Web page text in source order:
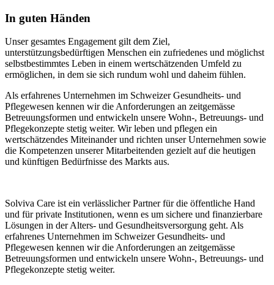
In guten Händen
Unser gesamtes Engagement gilt dem Ziel,
unterstützungsbedürftigen Menschen ein zufriedenes und möglichst
selbstbestimmtes Leben in einem wertschätzenden Umfeld zu
ermöglichen, in dem sie sich rundum wohl und daheim fühlen.
Als erfahrenes Unternehmen im Schweizer Gesundheits- und
Pflegewesen kennen wir die Anforderungen an zeitgemässe
Betreuungsformen und entwickeln unsere Wohn-, Betreuungs- und
Pflegekonzepte stetig weiter. Wir leben und pflegen ein
wertschätzendes Miteinander und richten unser Unternehmen sowie
die Kompetenzen unserer Mitarbeitenden gezielt auf die heutigen
und künftigen Bedürfnisse des Markts aus.
Solviva Care ist ein verlässlicher Partner für die öffentliche Hand
und für private Institutionen, wenn es um sichere und finanzierbare
Lösungen in der Alters- und Gesundheitsversorgung geht. Als
erfahrenes Unternehmen im Schweizer Gesundheits- und
Pflegewesen kennen wir die Anforderungen an zeitgemässe
Betreuungsformen und entwickeln unsere Wohn-, Betreuungs- und
Pflegekonzepte stetig weiter.